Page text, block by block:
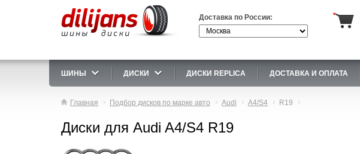
Доставка по России:
ШИНЫ ДИСКИ ДИСКИ REPLICA ДОСТАВКА И ОПЛАТА
Главная Подбор дисков по марке авто Audi A4/S4 R19
Диски для Audi A4/S4 R19